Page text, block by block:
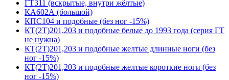
ГТ311 (вскрытые, внутри жёлтые)
КА602А (большой)
КПС104 и подобные (без ног -15%)
КТ(2Т)201,203 и подобные белые до 1993 года (серия ГТ
не нужна)
КТ(2Т)201,203 и подобные желтые длинные ноги (без
ног -15%)
КТ(2Т)201,203 и подобные желтые короткие ноги (без
ног -15%)